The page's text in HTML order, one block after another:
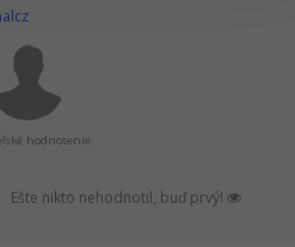
hodnotenie:
Ešte nikto nehodnotil, buď prvý!